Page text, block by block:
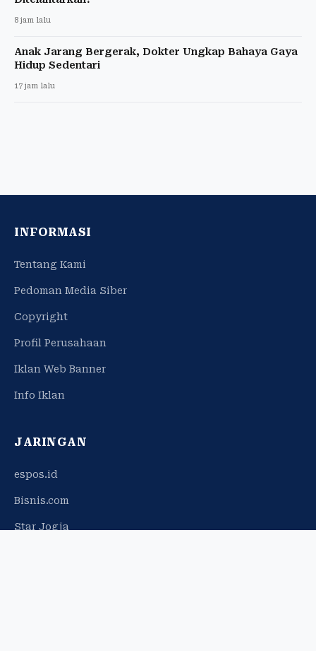
8 jam lalu
Anak Jarang Bergerak, Dokter Ungkap Bahaya Gaya
Hidup Sedentari
17 jam lalu
INFORMASI
Tentang Kami
Pedoman Media Siber
Copyright
Profil Perusahaan
Iklan Web Banner
Info Iklan
JARINGAN
espos.id
Bisnis.com
Star Jogja